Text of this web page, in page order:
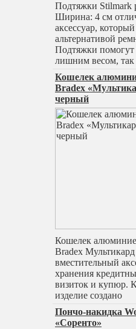
Подтяжки Stilmark
Ширина: 4 см
аксессуар, который
альтернативой
Подтяжки
лишним весом, так
Кошелек
Bradex
черный
Кошелек
Bradex Мультикард
вместительный
хранения
визиток и купюр.
изделие создано
Пончо-накидка
«Соренто»